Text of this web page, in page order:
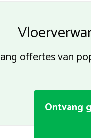
offertes van
Ontvang